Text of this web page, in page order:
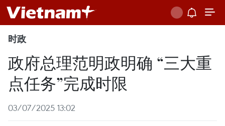
时政
政府总理范明政明确 “三大重
点任务”完成时限
03/07/2025 13:02